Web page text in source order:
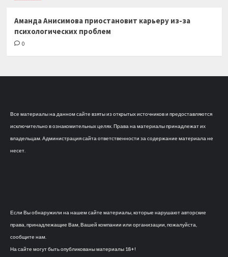
Аманда Анисимова приостановит карьеру из-за
психологических проблем
0
Все материалы на данном сайте взяты из открытых источников и предоставляются
исключительно в ознакомительных целях. Права на материалы принадлежат их
владельцам. Администрация сайта ответственности за содержание материала не
несет.
Если Вы обнаружили на нашем сайте материалы, которые нарушают авторские
права, принадлежащие Вам, Вашей компании или организации, пожалуйста,
сообщите нам.
На сайте могут быть опубликованы материалы 18+!